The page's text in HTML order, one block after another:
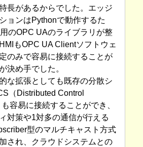
長があるからでした。エッジ
ョンはPythonで動作するた
のOPC UAのライブラリが整
もOPC UA Clientソフトウェ
のみで容易に接続することが
決め手でした。
な拡張としても既存の分散シ
（Distributed Control
容易に接続することができ、
対策や1対多の通信が行える
型のマルチキャスト方式
され、クラウドシステムとの